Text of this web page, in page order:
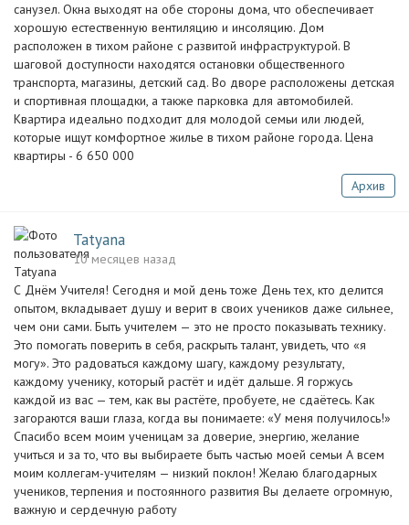
санузел. Окна выходят на обе стороны дома, что обеспечивает
хорошую естественную вентиляцию и инсоляцию. Дом
расположен в тихом районе с развитой инфраструктурой. В
шаговой доступности находятся остановки общественного
транспорта, магазины, детский сад. Во дворе расположены детская
и спортивная площадки, а также парковка для автомобилей.
Квартира идеально подходит для молодой семьи или людей,
которые ищут комфортное жилье в тихом районе города. Цена
квартиры - 6 650 000
Архив
Tatyana
10 месяцев назад
С Днём Учителя! Сегодня и мой день тоже День тех, кто делится
опытом, вкладывает душу и верит в своих учеников даже сильнее,
чем они сами. Быть учителем — это не просто показывать технику.
Это помогать поверить в себя, раскрыть талант, увидеть, что «я
могу». Это радоваться каждому шагу, каждому результату,
каждому ученику, который растёт и идёт дальше. Я горжусь
каждой из вас — тем, как вы растёте, пробуете, не сдаётесь. Как
загораются ваши глаза, когда вы понимаете: «У меня получилось!»
Спасибо всем моим ученицам за доверие, энергию, желание
учиться и за то, что вы выбираете быть частью моей семьи А всем
моим коллегам-учителям — низкий поклон! Желаю благодарных
учеников, терпения и постоянного развития Вы делаете огромную,
важную и сердечную работу